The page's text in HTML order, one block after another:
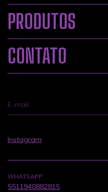
PRODUTOS
CONTATO
Instagram
WHATSAPP
5511940882815